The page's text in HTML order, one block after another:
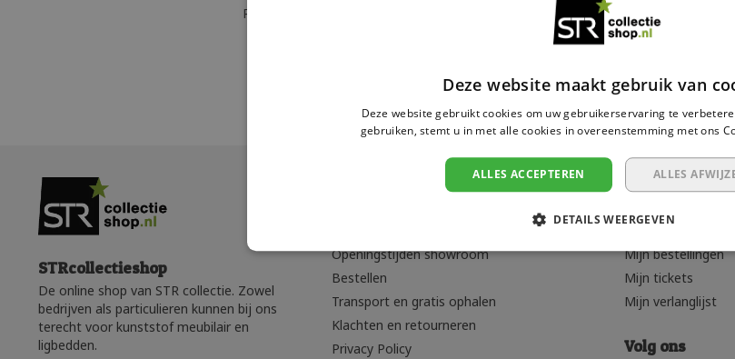
Pagina 1 van 1 Laagste prijs
STRcollectieshop
De online shop van STR collectie. Zowel
bedrijven als particulieren kunnen bij ons
terecht voor kunststof meubilair en
ligbedden.
Openingstijden showroom
Bestellen
Transport en gratis ophalen
Klachten en retourneren
Privacy Policy
Mijn account
Mijn bestellingen
Mijn tickets
Mijn verlanglijst
Volg ons
Deze website maakt gebruik van
Deze website gebruikt cookies om uw gebruikerservaring te
gebruiken, stemt u in met alle cookies in overeenstemming met ons
ALLES ACCEPTEREN ALLES
DETAILS WEERGEVEN